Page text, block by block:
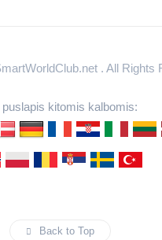
. All Rights
puslapis kitomis kalbomis:
Back to Top